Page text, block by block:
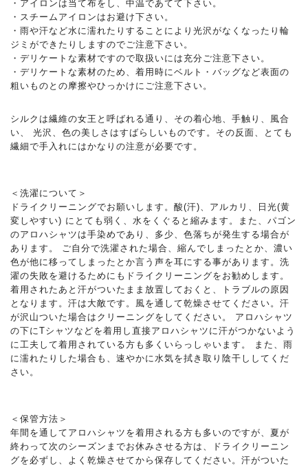
・アイロンは当て布をし、中温であてて下さい。
・スチームアイロンはお避け下さい。
・雨や汗など水に濡れたりすることにより光沢がなくなったり輪
ジミができたりしますのでご注意下さい。
・デリケートな素材ですので取扱いには充分ご注意下さい。
・デリケートな素材のため、着用時にベルト・バッグなど表面の
粗いものとの摩擦やひっかけにご注意下さい。
シルクは繊維の女王と呼ばれる通り、その着心地、手触り、風合
い、 光沢、色の美しさはすばらしいものです。その反面、とても
繊細で手入れにはかなりの注意が必要です。
＜洗濯について＞
ドライクリーニングでお願いします。酸(汗)、アルカリ、日光(黄
変しやすい) にとても弱く、水をくぐると縮みます。また、パゴン
のアロハシャツは手染めであり、多少、色落ちが発生する場合が
あります。 ご自分で洗濯された場合、縮んでしまったとか、濃い
色が他に移ってしまったとか言う声を耳にする事があります。洗
濯の失敗を避けるためにもドライクリーニングをお勧めします。
着用されたあと汗がついたまま放置しておくと、トラブルの原因
となります。汗は大敵です。風を通して乾燥させてください。汗
が沢山ついた場合はクリーニングをしてください。 アロハシャツ
の下にTシャツなどを着用し直接アロハシャツに汗がつかないよう
に工夫して着用されている方も多くいらっしゃいます。 また、雨
に濡れたりした場合も、速やかに水気を拭き取り陰干ししてくだ
さい。
＜保管方法＞
年間を通してアロハシャツを着用される方も多いのですが、夏が
終わって次のシーズンまでお休みさせる方は、ドライクリーニン
グを必ずし、よく乾燥させてから保存してください。汗がついた